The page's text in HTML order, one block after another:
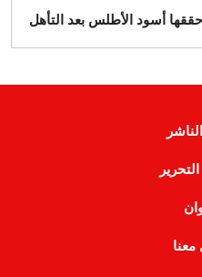
أسود الأطلس بعد التأهل
التحرير